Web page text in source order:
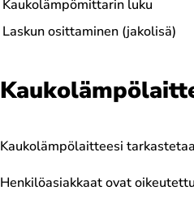
Kaukolämpömittarin luku
Laskun osittaminen (jakolisä)
Kaukolämpölaitteesi
Henkilöasiakkaat ovat